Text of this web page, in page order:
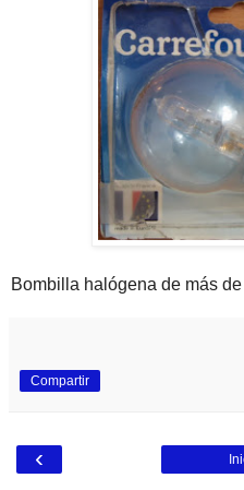
Bombilla halógena de más
Compartir
‹